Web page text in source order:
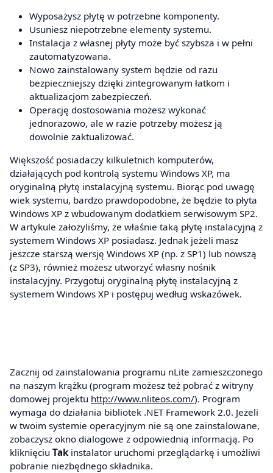
Wyposażysz płytę w potrzebne komponenty.
Usuniesz niepotrzebne elementy systemu.
Instalacja z własnej płyty może być szybsza i w pełni
zautomatyzowana.
Nowo zainstalowany system będzie od razu
bezpieczniejszy dzięki zintegrowanym łatkom i
aktualizacjom zabezpieczeń.
Operację dostosowania możesz wykonać
jednorazowo, ale w razie potrzeby możesz ją
dowolnie zaktualizować.
Większość posiadaczy kilkuletnich komputerów,
działających pod kontrolą systemu Windows XP, ma
oryginalną płytę instalacyjną systemu. Biorąc pod uwagę
wiek systemu, bardzo prawdopodobne, że będzie to płyta
Windows XP z wbudowanym dodatkiem serwisowym SP2.
W artykule założyliśmy, że właśnie taką płytę instalacyjną z
systemem Windows XP posiadasz. Jednak jeżeli masz
jeszcze starszą wersję Windows XP (np. z SP1) lub nowszą
(z SP3), również możesz utworzyć własny nośnik
instalacyjny. Przygotuj oryginalną płytę instalacyjną z
systemem Windows XP i postępuj według wskazówek.
Zacznij od zainstalowania programu nLite zamieszczonego
na naszym krążku (program możesz też pobrać z witryny
domowej projektu http://www.nliteos.com/). Program
wymaga do działania bibliotek .NET Framework 2.0. Jeżeli
w twoim systemie operacyjnym nie są one zainstalowane,
zobaczysz okno dialogowe z odpowiednią informacją. Po
kliknięciu Takinstalator uruchomi przeglądarkę i umożliwi
pobranie niezbędnego składnika.